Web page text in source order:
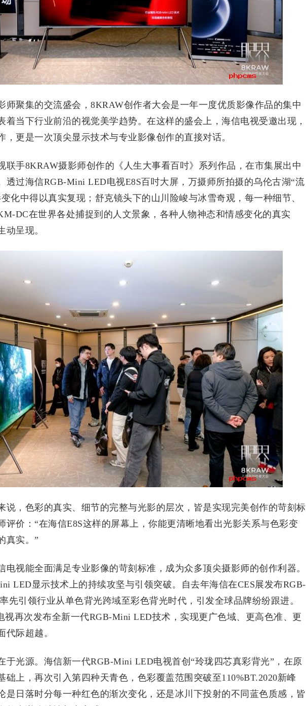
聚集的交流盛会，8KRAW创作者大会是一年一度优质影像作品的集中
着当下行业前沿的视觉美学趋势。在这样的盛会上，海信电视受邀出现，
，更是一次顶尖显示技术与专业影像创作的直接对话。
手8KRAW摄影师创作的《人生大事看百吋》系列作品，在市集展出中
透过海信RGB-Mini LED电视E8S百吋大屏，万摄师所拍摄的乌伦古湖“流
化中得以真实复现；舒克镜头下的山川险峻与冰雪奇观，每一种细节、
DC在世界各处捕捉到的人文景象，各种人物神态和情感变化的真实
动呈现。
，色彩的真实、细节的完整与光影的层次，皆是实现完美创作的苛刻标
评价：“在海信E8S这样的屏幕上，你能更清晰地看出光影关系与色彩变
真实。”
视能全面满足专业影像的苛刻标准，成为众多顶尖摄影师的创作利器。
LED显示技术上的持续攻坚与引领突破。自去年海信在CES展发布RGB-
先引领行业从单色背光跨域至彩色背光时代，引发全球品牌纷纷跟进。
视再次发布全新一代RGB-Mini LED技术，实现更广色域、更高色准、更
代际超越。
光源。海信新一代RGB-Mini LED电视首创“玲珑四芯真彩背光”，在原
础上，再次引入第四种天青色，色彩覆盖范围突破至110%BT.2020新峰
是日落时分每一种红色的渐次变化，还是冰川下投射的不同蓝色质感，皆